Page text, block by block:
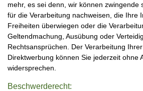
mehr, es sei denn, wir können zwingende
für die Verarbeitung nachweisen, die Ihre
Freiheiten überwiegen oder die
Geltendmachung, Ausübung oder
Rechtsansprüchen. Der Verarbeitung
Direktwerbung können Sie jederzeit ohne
widersprechen.
Beschwerderecht: